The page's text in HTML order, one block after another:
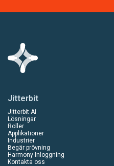
Jitterbit
Jitterbit AI
Lösningar
Roller
Applikationer
Industrier
Begär prövning
Harmony Inloggning
Kontakta oss